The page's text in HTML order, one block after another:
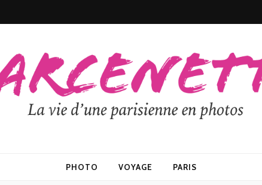
PHOTO VOYAGE PARIS